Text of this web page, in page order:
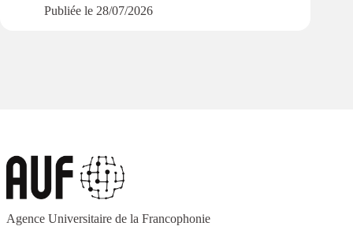
Publiée le 28/07/2026
Agence Universitaire de la Francophonie